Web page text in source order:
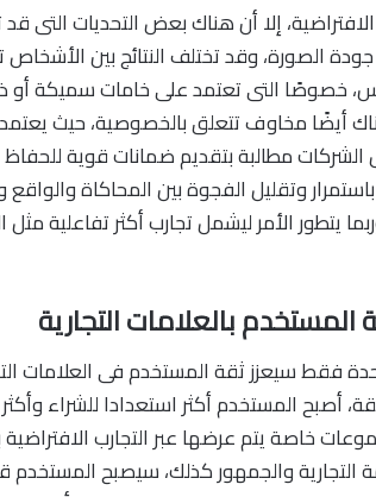
الافتراضية، إلا أن هناك بعض التحديات التى
الصورة، وقد تختلف النتائج بين الأشخاص
خصوصًا التى تعتمد على خامات سميكة
أيضًا مخاوف تتعلق بالخصوصية، حيث
مطالبة بتقديم ضمانات قوية للحفاظ
وتقليل الفجوة بين المحاكاة
يتطور الأمر ليشمل تجارب أكثر تفاعلية
بالعلامات التجارية
فقط سيعزز ثقة المستخدم فى العلامات
أصبح المستخدم أكثر استعدادا للشراء وأكثر
خاصة يتم عرضها عبر التجارب
التجارية والجمهور كذلك، سيصبح المستخدم